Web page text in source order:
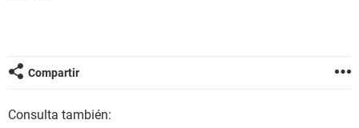
Compartir
Consulta también: